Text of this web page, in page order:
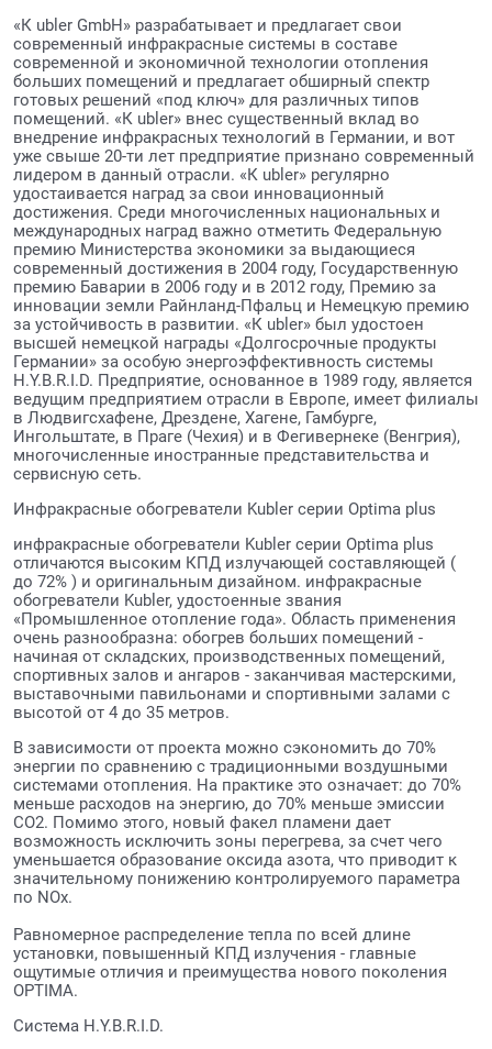
«К ubler GmbH» разрабатывает и предлагает свои
современный инфракрасные системы в составе
современной и экономичной технологии отопления
больших помещений и предлагает обширный спектр
готовых решений «под ключ» для различных типов
помещений. «К ubler» внес существенный вклад во
внедрение инфракрасных технологий в Германии, и вот
уже свыше 20-ти лет предприятие признано современный
лидером в данный отрасли. «К ubler» регулярно
удостаивается наград за свои инновационный
достижения. Среди многочисленных национальных и
международных наград важно отметить Федеральную
премию Министерства экономики за выдающиеся
современный достижения в 2004 году, Государственную
премию Баварии в 2006 году и в 2012 году, Премию за
инновации земли Райнланд-Пфальц и Немецкую премию
за устойчивость в развитии. «К ubler» был удостоен
высшей немецкой награды «Долгосрочные продукты
Германии» за особую энергоэффективность системы
H.Y.B.R.I.D. Предприятие, основанное в 1989 году, является
ведущим предприятием отрасли в Европе, имеет филиалы
в Людвигсхафене, Дрездене, Хагене, Гамбурге,
Ингольштате, в Праге (Чехия) и в Фегивернеке (Венгрия),
многочисленные иностранные представительства и
сервисную сеть.
Инфракрасные обогреватели Kubler серии Optima plus
инфракрасные обогреватели Kubler серии Оptima plus
отличаются высоким КПД излучающей составляющей (
до 72% ) и оригинальным дизайном. инфракрасные
обогреватели Kubler, удостоенные звания
«Промышленное отопление года». Область применения
очень разнообразна: обогрев больших помещений -
начиная от складских, производственных помещений,
спортивных залов и ангаров - заканчивая мастерскими,
выставочными павильонами и спортивными залами с
высотой от 4 до 35 метров.
В зависимости от проекта можно сэкономить до 70%
энергии по сравнению с традиционными воздушными
системами отопления. На практике это означает: до 70%
меньше расходов на энергию, до 70% меньше эмиссии
СО2. Помимо этого, новый факел пламени дает
возможность исключить зоны перегрева, за счет чего
уменьшается образование оксида азота, что приводит к
значительному понижению контролируемого параметра
по NOx.
Равномерное распределение тепла по всей длине
установки, повышенный КПД излучения - главные
ощутимые отличия и преимущества нового поколения
OPTIMA.
Система H.Y.B.R.I.D.